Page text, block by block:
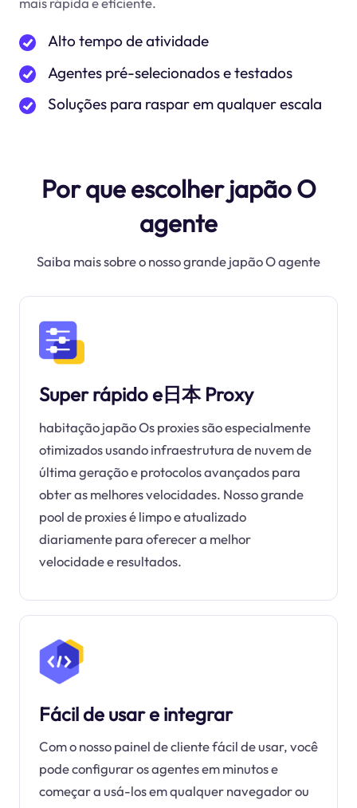
Alto tempo de atividade
Agentes pré-selecionados e testados
Soluções para raspar em qualquer escala
Por que escolher japão O
agente
Saiba mais sobre o nosso grande japão O agente
Super rápido e日本 Proxy
habitação japão Os proxies são especialmente
otimizados usando infraestrutura de nuvem de
última geração e protocolos avançados para
obter as melhores velocidades. Nosso grande
pool de proxies é limpo e atualizado
diariamente para oferecer a melhor
velocidade e resultados.
Fácil de usar e integrar
Com o nosso painel de cliente fácil de usar, você
pode configurar os agentes em minutos e
começar a usá-los em qualquer navegador ou